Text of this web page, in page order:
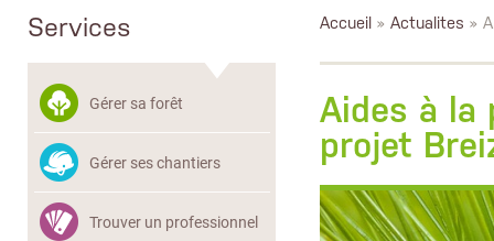
Services
Gérer sa forêt
Gérer ses chantiers
Trouver un professionnel
Accueil » Actualites »
Aides à la
projet